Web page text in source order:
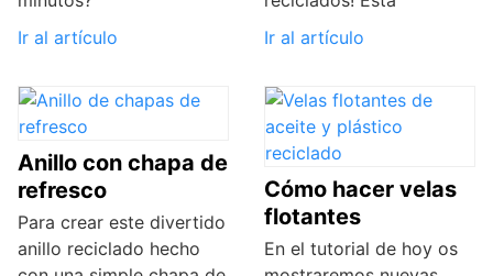
Ir al artículo
Ir al artículo
Anillo con chapa de
refresco
Para crear este divertido
anillo reciclado hecho
Cómo hacer velas
flotantes
En el tutorial de hoy os